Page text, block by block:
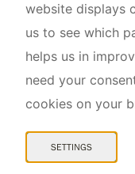
website displays
us to see which
helps us in
need your
cookies on your
SETTINGS